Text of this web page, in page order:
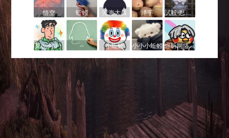
悟空 蚯蚓 沧海大叔 洋芋 試毅-思伟✅已认证
莫ღ汐白丶 -- 小蚯蚓 小小小蚯蚓 煜昕网络工作室